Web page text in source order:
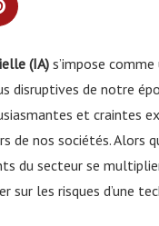
(IA) s’impose comme
disruptives de notre
et craintes
de nos sociétés. Alors
du secteur se
sur les risques d’une